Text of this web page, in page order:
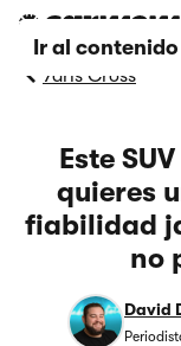
Ir al
Yaris Cross
Este
quieres
fiabilidad
no
David